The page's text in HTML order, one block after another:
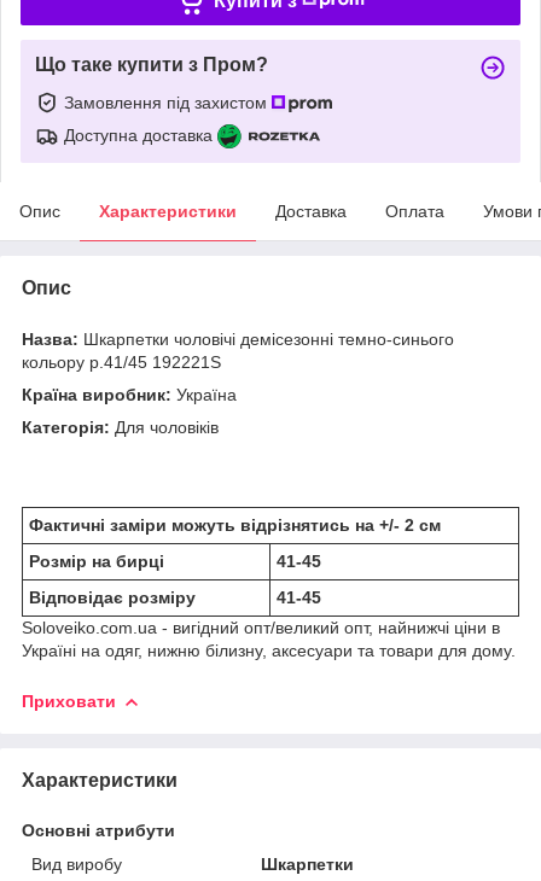
Що таке купити з Пром?
Замовлення під захистом
Доступна доставка
Опис Характеристики Доставка Оплата Умови
Опис
Назва: Шкарпетки чоловічі демісезонні темно-синього
кольору р.41/45 192221S
Країна виробник: Україна
Категорія: Для чоловіків
Фактичні заміри можуть відрізнятись на +/- 2 см
Розмір на бирці
41-45
Відповідає розміру
41-45
Soloveiko.com.ua - вигідний опт/великий опт, найнижчі ціни в
Україні на одяг, нижню білизну, аксесуари та товари для дому.
Приховати
Характеристики
Основні атрибути
Вид виробу
Шкарпетки